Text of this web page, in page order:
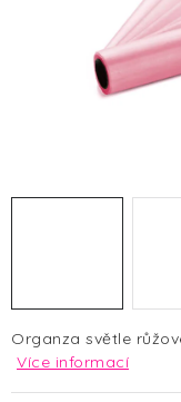
SILVESTR
Organza světle
Více informací